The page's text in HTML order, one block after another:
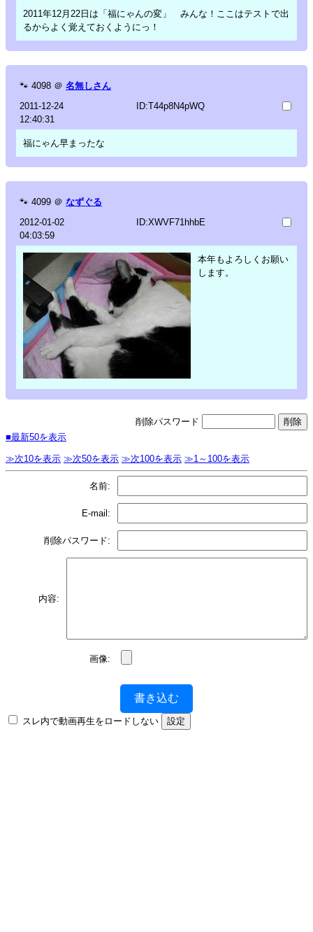
2011年12月22日は「福にゃんの変」 みんな！ここはテストで出
るからよく覚えておくようにっ！
🐾 4098 ＠ 名無しさん
2011-12-24
12:40:31
ID:T44p8N4pWQ
福にゃん早まったな
🐾 4099 ＠ なずぐる
2012-01-02
04:03:59
ID:XWVF71hhbE
本年もよろしくお願い
します。
削除パスワード
■最新50を表示
≫次10を表示 ≫次50を表示 ≫次100を表示 ≫1～100を表示
名前:
E-mail:
削除パスワード:
内容:
画像:
書き込む
スレ内で動画再生をロードしない